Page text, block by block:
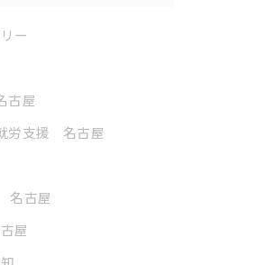
ー
古屋
労支援 名古屋
名古屋
屋